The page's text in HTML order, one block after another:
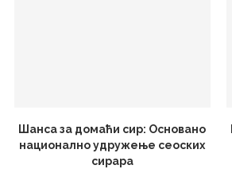
Шанса за домаћи сир: Основано
национално удружење сеоских
сирара